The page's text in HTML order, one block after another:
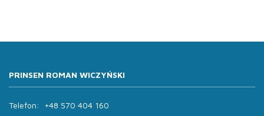
PRINSEN ROMAN WICZYŃSKI
Telefon:
+48 570 404 160